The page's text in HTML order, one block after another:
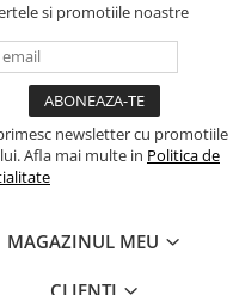
si promotiile noastre
newsletter cu promotiile
Afla mai multe in Politica de
MAGAZINUL MEU
CLIENTI